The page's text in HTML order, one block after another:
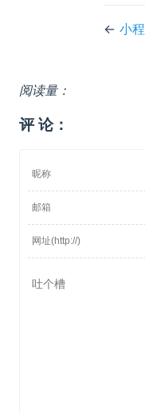
← 小
阅读量：
评 论：